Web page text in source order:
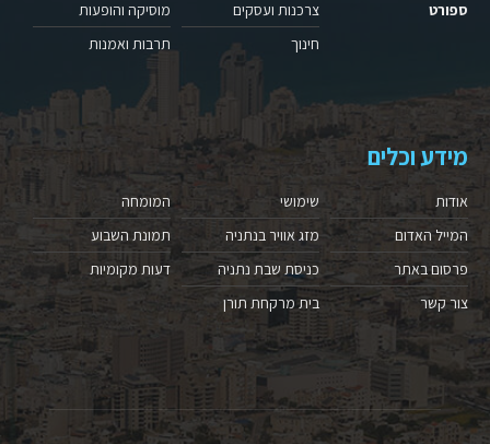
ספורט
צרכנות ועסקים
חינוך
מוסיקה והופעות
תרבות ואמנות
מידע וכלים
אודות
המייל האדום
פרסום באתר
צור קשר
שימושי
מזג אוויר בנתניה
כניסת שבת נתניה
בית מרקחת תורן
המומחה
תמונת השבוע
דעות מקומיות